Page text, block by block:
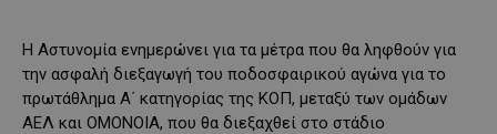
Η Αστυνομία ενημερώνει για τα μέτρα που θα ληφθούν για
την ασφαλή διεξαγωγή του ποδοσφαιρικού αγώνα για το
πρωτάθλημα Α΄ κατηγορίας της ΚΟΠ, μεταξύ των ομάδων
ΑΕΛ και ΟΜΟΝΟΙΑ, που θα διεξαχθεί στο στάδιο